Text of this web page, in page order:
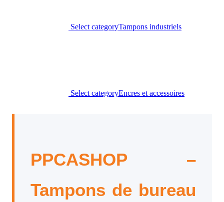
Select categoryTampons industriels
Select categoryEncres et accessoires
PPCASHOP –
Tampons de bureau